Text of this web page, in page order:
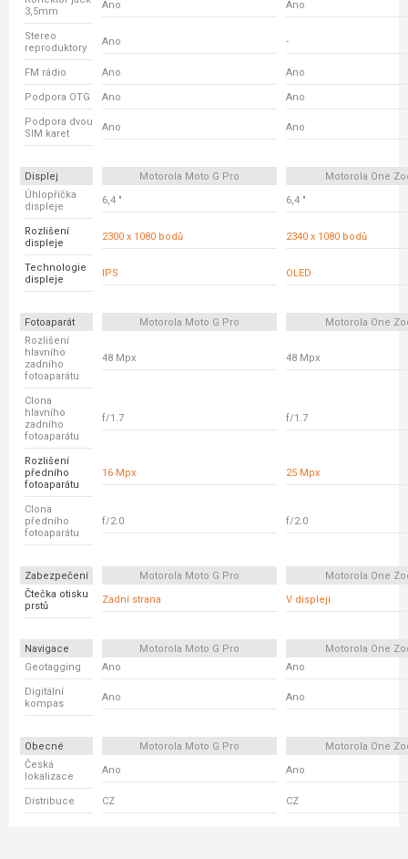
3,5mm
Ano Ano
Stereo
reproduktory
Ano -
FM rádio Ano Ano
Podpora OTG Ano Ano
Podpora dvou
SIM karet
Ano Ano
Displej Motorola Moto G Pro
Motorola One
Úhlopříčka
displeje
6,4 " 6,4 "
Rozlišení
displeje
2300 x 1080 bodů 2340 x 1080 bodů
Technologie
displeje
IPS OLED
Fotoaparát Motorola Moto G Pro
Motorola One
Rozlišení
hlavního
zadního
fotoaparátu
48 Mpx 48 Mpx
Clona
hlavního
zadního
fotoaparátu
f/1.7 f/1.7
Rozlišení
předního
fotoaparátu
16 Mpx 25 Mpx
Clona
předního
fotoaparátu
f/2.0 f/2.0
Zabezpečení Motorola Moto G Pro
Motorola One
Čtečka otisku
prstů
Zadní strana V displeji
Navigace Motorola Moto G Pro
Motorola One
Geotagging
Ano Ano
Digitální
kompas
Ano Ano
Obecné Motorola Moto G Pro
Motorola One
Česká
lokalizace
Ano Ano
Distribuce CZ CZ